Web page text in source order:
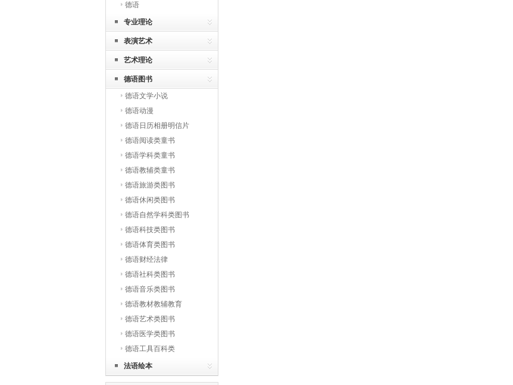
德语
专业理论
表演艺术
艺术理论
德语图书
德语文学小说
德语动漫
德语日历相册明信片
德语阅读类童书
德语学科类童书
德语教辅类童书
德语旅游类图书
德语休闲类图书
德语自然学科类图书
德语科技类图书
德语体育类图书
德语财经法律
德语社科类图书
德语音乐类图书
德语教材教辅教育
德语艺术类图书
德语医学类图书
德语工具百科类
法语绘本